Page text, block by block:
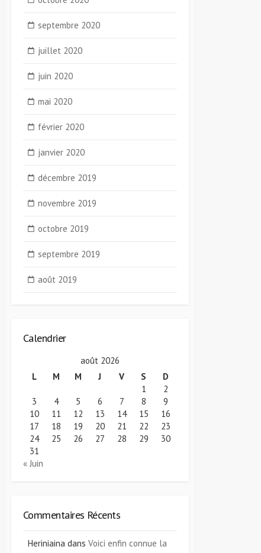
septembre 2020
juillet 2020
juin 2020
mai 2020
février 2020
janvier 2020
décembre 2019
novembre 2019
octobre 2019
septembre 2019
août 2019
Calendrier
août 2026
L
M M J V S
D
1
2
3
4 5 6 7 8
9
10
11 12 13 14 15
16
17
18 19 20 21 22
23
24
25 26 27 28 29
30
31
« Juin
Commentaires Récents
Heriniaina dans Voici enfin connue la